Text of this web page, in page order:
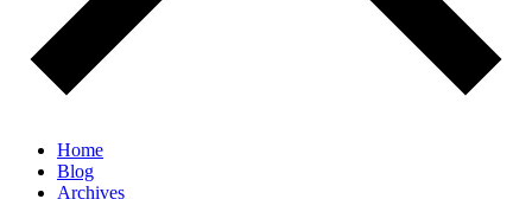
Home
Blog
Archives